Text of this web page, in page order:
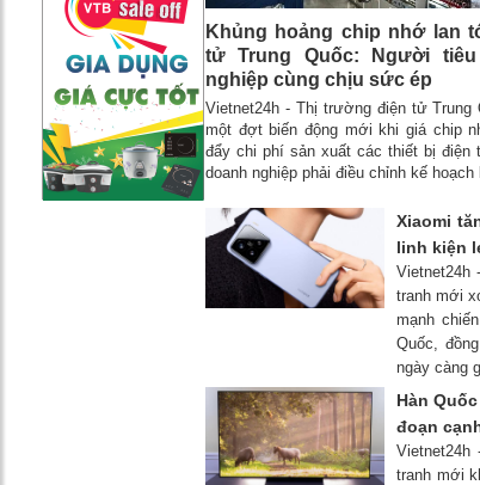
Khủng hoảng chip nhớ lan
tử Trung Quốc: Người
nghiệp cùng chịu sức ép
Vietnet24h - Thị trường điện tử Trung
một đợt biến động mới khi giá chip
đẩy chi phí sản xuất các thiết bị điện
doanh nghiệp phải điều chỉnh kế hoạch
Xiaomi
linh kiện
Vietnet24h
tranh mới
mạnh
Quốc,
ngày càng
Hàn
đoạn
tranh mới